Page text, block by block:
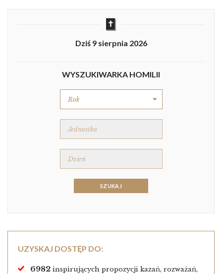
Dziś 9 sierpnia 2026
WYSZUKIWARKA HOMILII
UZYSKAJ DOSTĘP DO:
6982 inspirujących propozycji kazań, rozważań,